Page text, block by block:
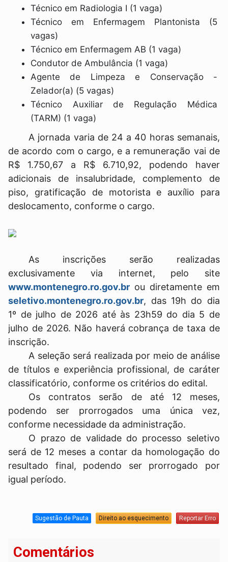
Técnico em Radiologia I (1 vaga)
Técnico em Enfermagem Plantonista (5
vagas)
Técnico em Enfermagem AB (1 vaga)
Condutor de Ambulância (1 vaga)
Agente de Limpeza e Conservação -
Zelador(a) (5 vagas)
Técnico Auxiliar de Regulação Médica
(TARM) (1 vaga)
A jornada varia de 24 a 40 horas semanais,
de acordo com o cargo, e a remuneração vai de
R$ 1.750,67 a R$ 6.710,92, podendo haver
adicionais de insalubridade, complemento de
piso, gratificação de motorista e auxílio para
deslocamento, conforme o cargo.
As inscrições serão realizadas
exclusivamente via internet, pelo site
www.montenegro.ro.gov.br ou diretamente em
seletivo.montenegro.ro.gov.br, das 19h do dia
1º de julho de 2026 até às 23h59 do dia 5 de
julho de 2026. Não haverá cobrança de taxa de
inscrição.
A seleção será realizada por meio de análise
de títulos e experiência profissional, de caráter
classificatório, conforme os critérios do edital.
Os contratos serão de até 12 meses,
podendo ser prorrogados uma única vez,
conforme necessidade da administração.
O prazo de validade do processo seletivo
será de 12 meses a contar da homologação do
resultado final, podendo ser prorrogado por
igual período.
Sugestão de Pauta Direito ao esquecimento Reportar Erro
Comentários